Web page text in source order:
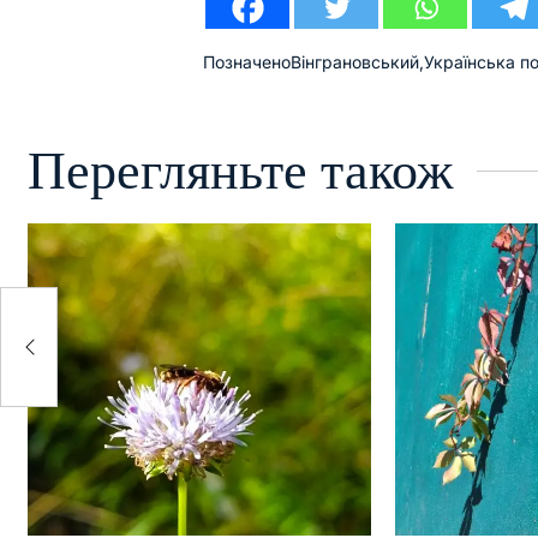
ПозначеноВінграновський,Українська
Перегляньте також